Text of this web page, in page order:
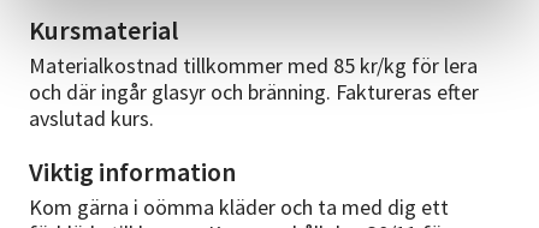
Kursmaterial
Materialkostnad tillkommer med 85 kr/kg för lera
och där ingår glasyr och bränning. Faktureras efter
avslutad kurs.
Viktig information
Kom gärna i oömma kläder och ta med dig ett